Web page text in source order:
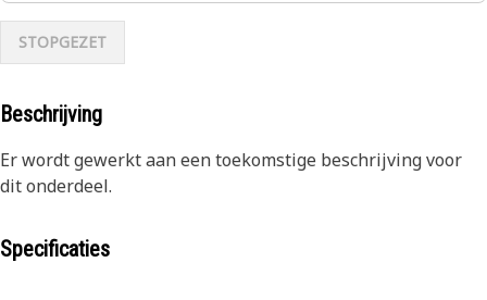
STOPGEZET
Beschrijving
Er wordt gewerkt aan een toekomstige beschrijving voor
dit onderdeel.
Specificaties